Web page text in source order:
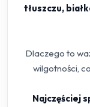
tłuszczu,
Dlaczego to
wilgotności,
Najczęściej